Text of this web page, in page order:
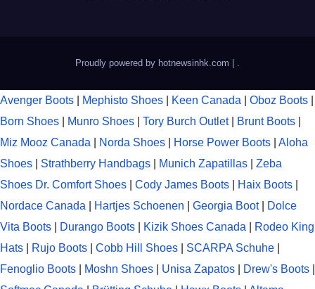
Proudly powered by hotnewsinhk.com |
Avenger Boots Mephisto Shoes Keen Canada Oboz Boots
Born Shoes
Munro Shoes Tory Burch Outlet Brunt Boots
Miz Mooz Canada
Norda Shoes Horse Power Boots
Aloha
Shoes
Strathberry Handbags Munich Zapatillas
Zeba
Shoes Dr. Comfort Shoes Cody James Boots Haix Boots
Nordace Canada
Hartjes Schoenen Georgia Boot|
Dolce
Vita Boots
Durango Boots Kizik Shoes Canada
Rodeo King
Hats
Rujo Boots Cobb Hill Shoes SCARPA Schuhe
Fenoglio Boots
Moshn Shoes Unisa Zapatos Drew's Boots